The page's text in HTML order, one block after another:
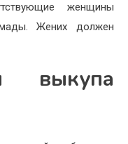
женщины
Жених должен
выкупа